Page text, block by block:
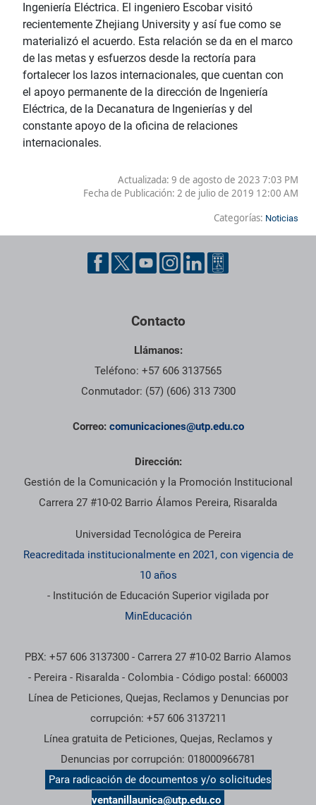
Ingeniería Eléctrica. El ingeniero Escobar visitó
recientemente Zhejiang University y así fue como se
materializó el acuerdo. Esta relación se da en el marco
de las metas y esfuerzos desde la rectoría para
fortalecer los lazos internacionales, que cuentan con
el apoyo permanente de la dirección de Ingeniería
Eléctrica, de la Decanatura de Ingenierías y del
constante apoyo de la oficina de relaciones
internacionales.
Actualizada: 9 de agosto de 2023 7:03 PM
Fecha de Publicación: 2 de julio de 2019 12:00 AM
Categorías: Noticias
Contacto
Llámanos:
Teléfono: +57 606 3137565
Conmutador: (57) (606) 313 7300
Correo: comunicaciones@utp.edu.co
Dirección:
Gestión de la Comunicación y la Promoción Institucional
Carrera 27 #10-02 Barrio Álamos Pereira, Risaralda
Universidad Tecnológica de Pereira
Reacreditada institucionalmente en 2021, con vigencia de
10 años
- Institución de Educación Superior vigilada por
MinEducación
PBX: +57 606 3137300 - Carrera 27 #10-02 Barrio Alamos
- Pereira - Risaralda - Colombia - Código postal: 660003
Línea de Peticiones, Quejas, Reclamos y Denuncias por
corrupción: +57 606 3137211
Línea gratuita de Peticiones, Quejas, Reclamos y
Denuncias por corrupción: 018000966781
Para radicación de documentos y/o solicitudes
ventanillaunica@utp.edu.co